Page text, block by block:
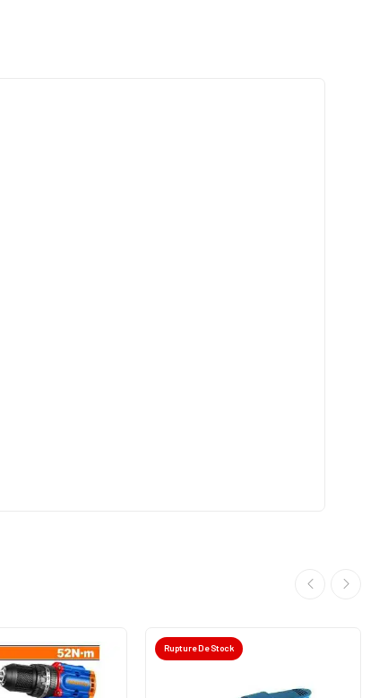
Rupture De Stock